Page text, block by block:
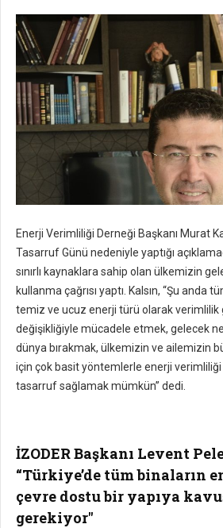
Enerji Verimliliği Derneği Başkanı Murat
Tasarruf Günü nedeniyle yaptığı
sınırlı kaynaklara sahip olan ülkemizin
kullanma çağrısı yaptı. Kalsın, “Şu anda
temiz ve ucuz enerji türü olarak verimlilik
değişikliğiyle mücadele etmek, gelecek
dünya bırakmak, ülkemizin ve ailemizin
için çok basit yöntemlerle enerji
tasarruf sağlamak mümkün” dedi.
İZODER Başkanı Levent
“Türkiye’de tüm binaların
çevre dostu bir yapıya
gerekiyor"